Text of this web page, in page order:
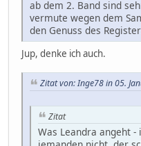
ab dem 2. Band sind
vermute wegen dem
den Genuss des
Jup, denke ich auch.
Zitat von: Inge78 in 05.
Zitat
Was Leandra angeht